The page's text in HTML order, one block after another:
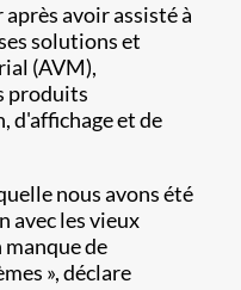
avoir assisté à
solutions et
(AVM),
produits
d'affichage et de
nous avons été
avec les vieux
de
», déclare